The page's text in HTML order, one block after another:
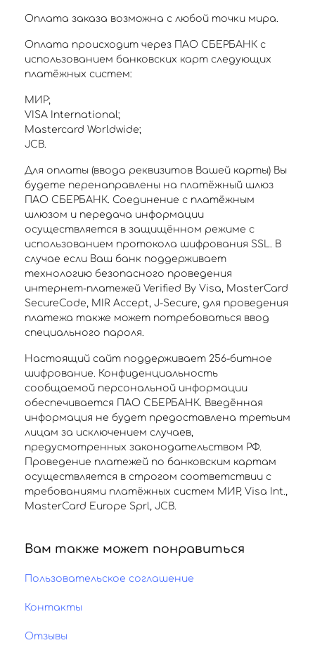
Оплата заказа возможна с любой точки мира.
Оплата происходит через ПАО СБЕРБАНК с
использованием банковских карт следующих
платёжных систем:
МИР;
VISA International;
Mastercard Worldwide;
JCB.
Для оплаты (ввода реквизитов Вашей карты) Вы
будете перенаправлены на платёжный шлюз
ПАО СБЕРБАНК. Соединение с платёжным
шлюзом и передача информации
осуществляется в защищённом режиме с
использованием протокола шифрования SSL. В
случае если Ваш банк поддерживает
технологию безопасного проведения
интернет-платежей Verified By Visa, MasterCard
SecureCode, MIR Accept, J-Secure, для проведения
платежа также может потребоваться ввод
специального пароля.
Настоящий сайт поддерживает 256-битное
шифрование. Конфиденциальность
сообщаемой персональной информации
обеспечивается ПАО СБЕРБАНК. Введённая
информация не будет предоставлена третьим
лицам за исключением случаев,
предусмотренных законодательством РФ.
Проведение платежей по банковским картам
осуществляется в строгом соответствии с
требованиями платёжных систем МИР, Visa Int.,
MasterCard Europe Sprl, JCB.
Вам также может понравиться
Пользовательское соглашение
Контакты
Отзывы